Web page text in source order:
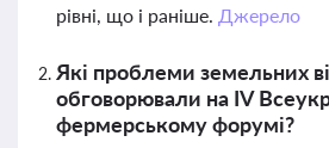
рівні, що і раніше. Джерело
Які проблеми земельних
обговорювали на IV
фермерському форумі?